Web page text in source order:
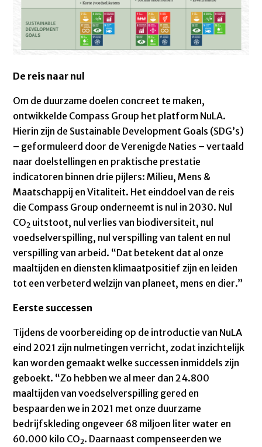
De reis naar nul
Om de duurzame doelen concreet te maken,
ontwikkelde Compass Group het platform NuLA.
Hierin zijn de Sustainable Development Goals (SDG’s)
– geformuleerd door de Verenigde Naties – vertaald
naar doelstellingen en praktische prestatie
indicatoren binnen drie pijlers: Milieu, Mens &
Maatschappij en Vitaliteit. Het einddoel van de reis
die Compass Group onderneemt is nul in 2030. Nul
CO2 uitstoot, nul verlies van biodiversiteit, nul
voedselverspilling, nul verspilling van talent en nul
verspilling van arbeid. “Dat betekent dat al onze
maaltijden en diensten klimaatpositief zijn en leiden
tot een verbeterd welzijn van planeet, mens en dier.”
Eerste successen
Tijdens de voorbereiding op de introductie van NuLA
eind 2021 zijn nulmetingen verricht, zodat inzichtelijk
kan worden gemaakt welke successen inmiddels zijn
geboekt. “Zo hebben we al meer dan 24.800
maaltijden van voedselverspilling gered en
bespaarden we in 2021 met onze duurzame
bedrijfskleding ongeveer 68 miljoen liter water en
60.000 kilo CO2. Daarnaast compenseerden we